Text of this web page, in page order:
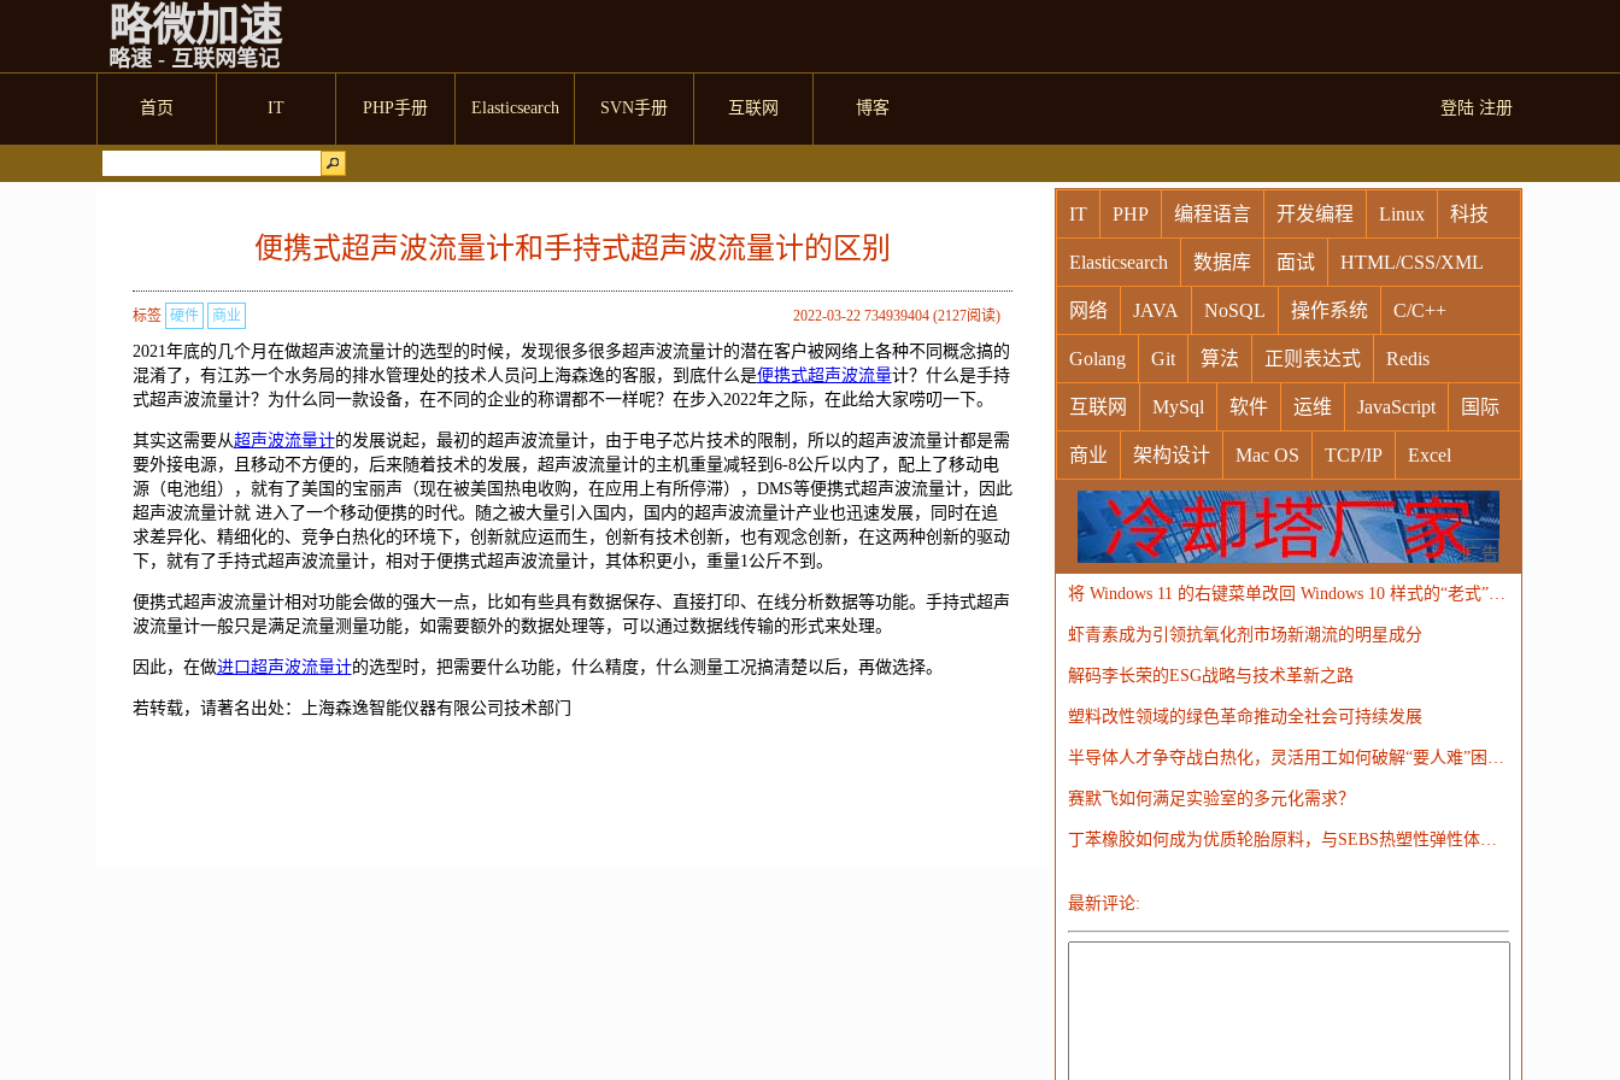
略微加速
略速 - 互联网笔记
首页 IT PHP手册 Elasticsearch SVN手册 互联网 博客 登陆 注册
便携式超声波流量计和手持式超声波流量计的区别
2022-03-22 734939404 (2127阅读)
标签 硬件 商业
2021年底的几个月在做超声波流量计的选型的时候，发现很多很多超声波流量计的潜在客户被网络上各种不同概念搞的
混淆了，有江苏一个水务局的排水管理处的技术人员问上海森逸的客服，到底什么是便携式超声波流量计？什么是手持
式超声波流量计？为什么同一款设备，在不同的企业的称谓都不一样呢？在步入2022年之际，在此给大家唠叨一下。
其实这需要从超声波流量计的发展说起，最初的超声波流量计，由于电子芯片技术的限制，所以的超声波流量计都是需
要外接电源，且移动不方便的，后来随着技术的发展，超声波流量计的主机重量减轻到6-8公斤以内了，配上了移动电
源（电池组），就有了美国的宝丽声（现在被美国热电收购，在应用上有所停滞），DMS等便携式超声波流量计，因此
超声波流量计就 进入了一个移动便携的时代。随之被大量引入国内，国内的超声波流量计产业也迅速发展，同时在追
求差异化、精细化的、竞争白热化的环境下，创新就应运而生，创新有技术创新，也有观念创新，在这两种创新的驱动
下，就有了手持式超声波流量计，相对于便携式超声波流量计，其体积更小，重量1公斤不到。
便携式超声波流量计相对功能会做的强大一点，比如有些具有数据保存、直接打印、在线分析数据等功能。手持式超声
波流量计一般只是满足流量测量功能，如需要额外的数据处理等，可以通过数据线传输的形式来处理。
因此，在做进口超声波流量计的选型时，把需要什么功能，什么精度，什么测量工况搞清楚以后，再做选择。
若转载，请著名出处：上海森逸智能仪器有限公司技术部门
IT PHP 编程语言 开发编程 Linux 科技
Elasticsearch 数据库 面试 HTML/CSS/XML
网络 JAVA NoSQL 操作系统 C/C++
Golang Git 算法 正则表达式 Redis
互联网 MySql 软件 运维 JavaScript 国际
商业 架构设计 Mac OS TCP/IP Excel
Windows Oracle Socket VR Vim
MongoDB 运营 Python MemCache 硬件
电子 娱乐 设计 摄影 nginx 游戏
WordPress HTTP 团建 数码电器 Docker
广告
将 Windows 11 的右键菜单改回 Windows 10 样式的“老式”菜单
虾青素成为引领抗氧化剂市场新潮流的明星成分
解码李长荣的ESG战略与技术革新之路
塑料改性领域的绿色革命推动全社会可持续发展
半导体人才争夺战白热化，灵活用工如何破解“要人难”困局？
赛默飞如何满足实验室的多元化需求？
丁苯橡胶如何成为优质轮胎原料，与SEBS热塑性弹性体的对比探讨？
最新评论: